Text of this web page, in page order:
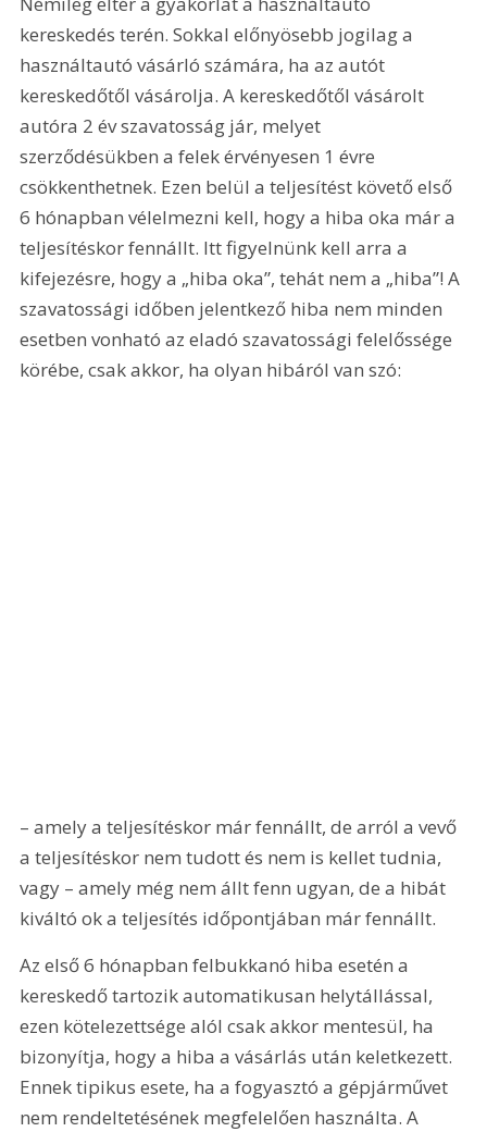
kereskedés terén. Sokkal előnyösebb jogilag a
használtautó vásárló számára, ha az autót
kereskedőtől vásárolja. A kereskedőtől vásárolt
autóra 2 év szavatosság jár, melyet
szerződésükben a felek érvényesen 1 évre
csökkenthetnek. Ezen belül a teljesítést követő első
6 hónapban vélelmezni kell, hogy a hiba oka már a
teljesítéskor fennállt. Itt figyelnünk kell arra a
kifejezésre, hogy a „hiba oka”, tehát nem a „hiba”! A
szavatossági időben jelentkező hiba nem minden
esetben vonható az eladó szavatossági felelőssége
körébe, csak akkor, ha olyan hibáról van szó:
– amely a teljesítéskor már fennállt, de arról a vevő
a teljesítéskor nem tudott és nem is kellet tudnia,
vagy – amely még nem állt fenn ugyan, de a hibát
kiváltó ok a teljesítés időpontjában már fennállt.
Az első 6 hónapban felbukkanó hiba esetén a
kereskedő tartozik automatikusan helytállással,
ezen kötelezettsége alól csak akkor mentesül, ha
bizonyítja, hogy a hiba a vásárlás után keletkezett.
Ennek tipikus esete, ha a fogyasztó a gépjárművet
nem rendeltetésének megfelelően használta. A